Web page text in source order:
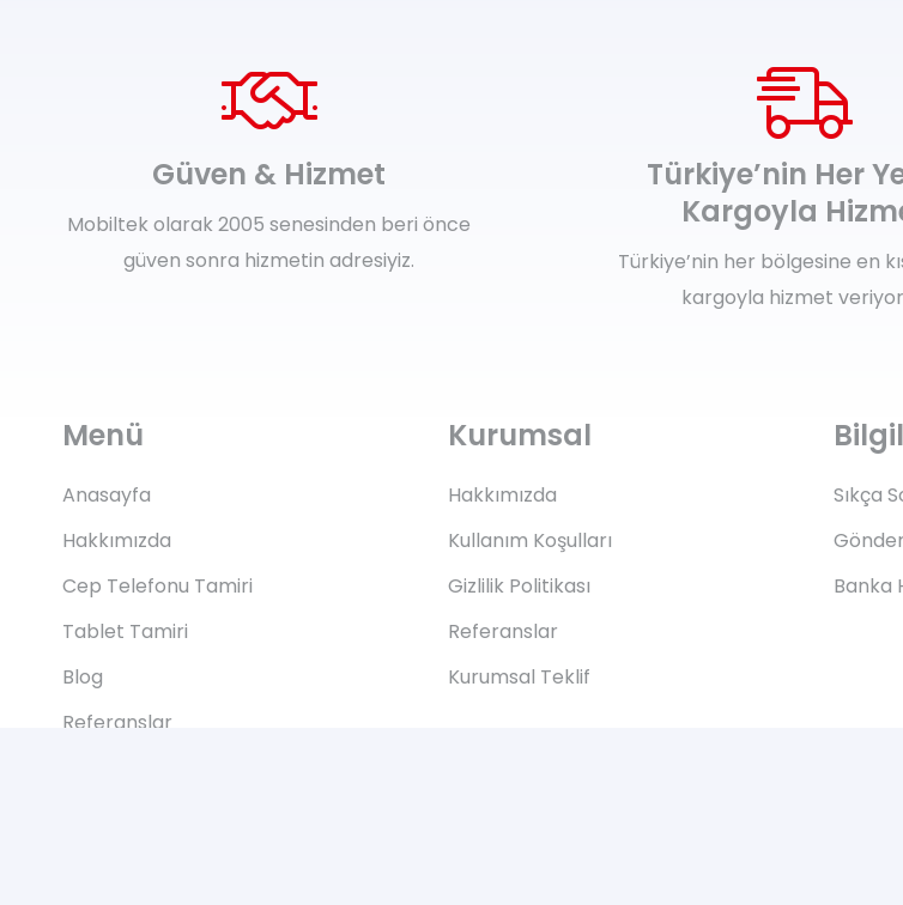
Güven & Hizmet
Mobiltek olarak 2005 senesinden beri önce
güven sonra hizmetin adresiyiz.
Türkiye’nin Her
Kargoyla
Türkiye’nin her bölgesine en
kargoyla hizmet
Menü
Anasayfa
Hakkımızda
Cep Telefonu Tamiri
Tablet Tamiri
Blog
Referanslar
Kurumsal
Hakkımızda
Kullanım Koşulları
Gizlilik Politikası
Referanslar
Kurumsal Teklif
Sıkça
Banka